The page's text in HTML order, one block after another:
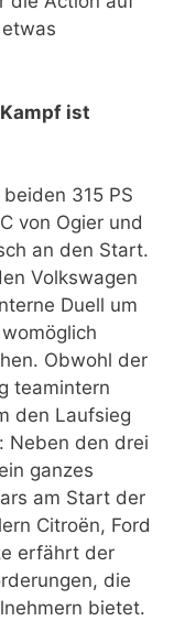
ist
315 PS
von Ogier und
an den Start.
Volkswagen
Duell um
Obwohl der
teamintern
den Laufsieg
Neben den drei
ganzes
am Start der
Citroën, Ford
erfährt der
die
bietet.